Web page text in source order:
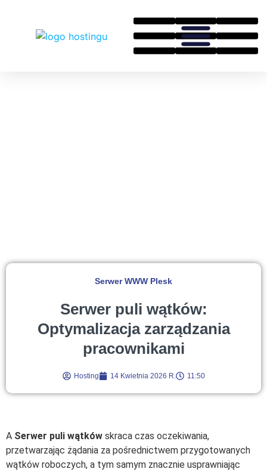
Serwer WWW Plesk
Serwer puli wątków:
Optymalizacja zarządzania
pracownikami
Hosting 14 Kwietnia 2026 R. 11:50
A Serwer puli wątków skraca czas oczekiwania,
przetwarzając żądania za pośrednictwem przygotowanych
wątków roboczych, a tym samym znacznie usprawniając